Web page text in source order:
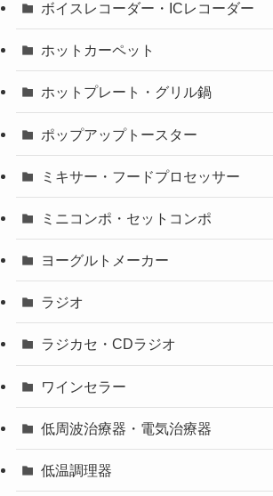
ボイスレコーダー・ICレコーダー
ホットカーペット
ホットプレート・グリル鍋
ポップアップトースター
ミキサー・フードプロセッサー
ミニコンポ・セットコンポ
ヨーグルトメーカー
ラジオ
ラジカセ・CDラジオ
ワインセラー
低周波治療器・電気治療器
低温調理器